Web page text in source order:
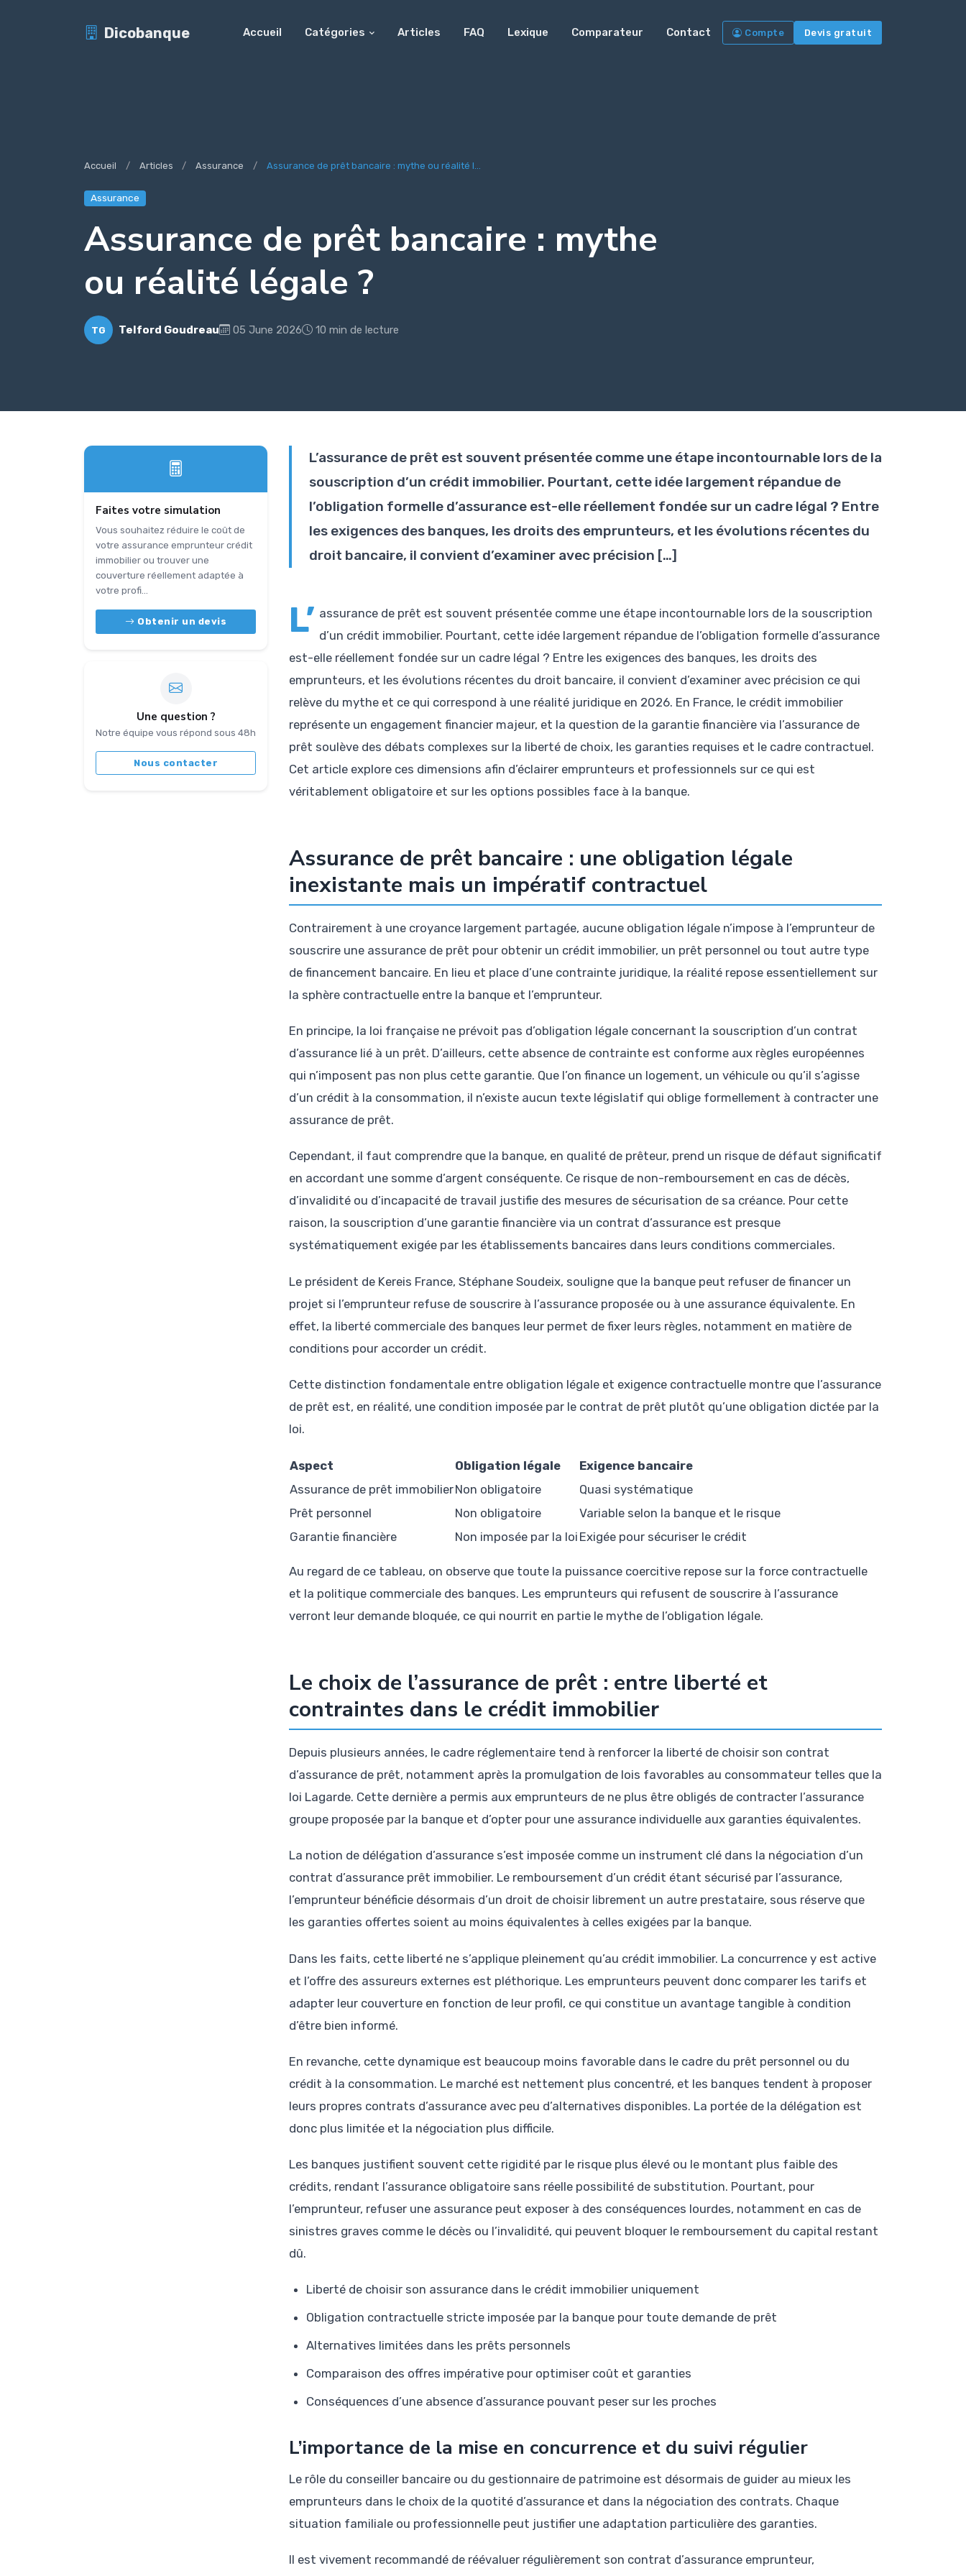
Dicobanque Accueil Catégories Articles FAQ Lexique Comparateur Contact Compte Devis gratuit
Accueil Articles Assurance Assurance de prêt bancaire : mythe ou réalité l...
Assurance
Assurance de prêt bancaire : mythe
ou réalité légale ?
TG Telford Goudreau 05 June 2026 10 min de lecture
Faites votre simulation
Vous souhaitez réduire le coût de
votre assurance emprunteur crédit
immobilier ou trouver une
couverture réellement adaptée à
votre profi...
Obtenir un devis
Une question ?
Notre équipe vous répond sous 48h
Nous contacter
L’assurance de prêt est souvent présentée comme une étape incontournable lors de la
souscription d’un crédit immobilier. Pourtant, cette idée largement répandue de
l’obligation formelle d’assurance est-elle réellement fondée sur un cadre légal ? Entre
les exigences des banques, les droits des emprunteurs, et les évolutions récentes du
droit bancaire, il convient d’examiner avec précision […]
L’ assurance de prêt est souvent présentée comme une étape incontournable lors de la souscription
d’un crédit immobilier. Pourtant, cette idée largement répandue de l’obligation formelle d’assurance
est-elle réellement fondée sur un cadre légal ? Entre les exigences des banques, les droits des
emprunteurs, et les évolutions récentes du droit bancaire, il convient d’examiner avec précision ce qui
relève du mythe et ce qui correspond à une réalité juridique en 2026. En France, le crédit immobilier
représente un engagement financier majeur, et la question de la garantie financière via l’assurance de
prêt soulève des débats complexes sur la liberté de choix, les garanties requises et le cadre contractuel.
Cet article explore ces dimensions afin d’éclairer emprunteurs et professionnels sur ce qui est
véritablement obligatoire et sur les options possibles face à la banque.
Assurance de prêt bancaire : une obligation légale
inexistante mais un impératif contractuel
Contrairement à une croyance largement partagée, aucune obligation légale n’impose à l’emprunteur de
souscrire une assurance de prêt pour obtenir un crédit immobilier, un prêt personnel ou tout autre type
de financement bancaire. En lieu et place d’une contrainte juridique, la réalité repose essentiellement sur
la sphère contractuelle entre la banque et l’emprunteur.
En principe, la loi française ne prévoit pas d’obligation légale concernant la souscription d’un contrat
d’assurance lié à un prêt. D’ailleurs, cette absence de contrainte est conforme aux règles européennes
qui n’imposent pas non plus cette garantie. Que l’on finance un logement, un véhicule ou qu’il s’agisse
d’un crédit à la consommation, il n’existe aucun texte législatif qui oblige formellement à contracter une
assurance de prêt.
Cependant, il faut comprendre que la banque, en qualité de prêteur, prend un risque de défaut significatif
en accordant une somme d’argent conséquente. Ce risque de non-remboursement en cas de décès,
d’invalidité ou d’incapacité de travail justifie des mesures de sécurisation de sa créance. Pour cette
raison, la souscription d’une garantie financière via un contrat d’assurance est presque
systématiquement exigée par les établissements bancaires dans leurs conditions commerciales.
Le président de Kereis France, Stéphane Soudeix, souligne que la banque peut refuser de financer un
projet si l’emprunteur refuse de souscrire à l’assurance proposée ou à une assurance équivalente. En
effet, la liberté commerciale des banques leur permet de fixer leurs règles, notamment en matière de
conditions pour accorder un crédit.
Cette distinction fondamentale entre obligation légale et exigence contractuelle montre que l’assurance
de prêt est, en réalité, une condition imposée par le contrat de prêt plutôt qu’une obligation dictée par la
loi.
Aspect Obligation légale
Exigence bancaire
Assurance de prêt immobilierNon obligatoire
Quasi systématique
Prêt personnel
Non obligatoire
Variable selon la banque et le risque
Garantie financière
Non imposée par la loi Exigée pour sécuriser le crédit
Au regard de ce tableau, on observe que toute la puissance coercitive repose sur la force contractuelle
et la politique commerciale des banques. Les emprunteurs qui refusent de souscrire à l’assurance
verront leur demande bloquée, ce qui nourrit en partie le mythe de l’obligation légale.
Le choix de l’assurance de prêt : entre liberté et
contraintes dans le crédit immobilier
Depuis plusieurs années, le cadre réglementaire tend à renforcer la liberté de choisir son contrat
d’assurance de prêt, notamment après la promulgation de lois favorables au consommateur telles que la
loi Lagarde. Cette dernière a permis aux emprunteurs de ne plus être obligés de contracter l’assurance
groupe proposée par la banque et d’opter pour une assurance individuelle aux garanties équivalentes.
La notion de délégation d’assurance s’est imposée comme un instrument clé dans la négociation d’un
contrat d’assurance prêt immobilier. Le remboursement d’un crédit étant sécurisé par l’assurance,
l’emprunteur bénéficie désormais d’un droit de choisir librement un autre prestataire, sous réserve que
les garanties offertes soient au moins équivalentes à celles exigées par la banque.
Dans les faits, cette liberté ne s’applique pleinement qu’au crédit immobilier. La concurrence y est active
et l’offre des assureurs externes est pléthorique. Les emprunteurs peuvent donc comparer les tarifs et
adapter leur couverture en fonction de leur profil, ce qui constitue un avantage tangible à condition
d’être bien informé.
En revanche, cette dynamique est beaucoup moins favorable dans le cadre du prêt personnel ou du
crédit à la consommation. Le marché est nettement plus concentré, et les banques tendent à proposer
leurs propres contrats d’assurance avec peu d’alternatives disponibles. La portée de la délégation est
donc plus limitée et la négociation plus difficile.
Les banques justifient souvent cette rigidité par le risque plus élevé ou le montant plus faible des
crédits, rendant l’assurance obligatoire sans réelle possibilité de substitution. Pourtant, pour
l’emprunteur, refuser une assurance peut exposer à des conséquences lourdes, notamment en cas de
sinistres graves comme le décès ou l’invalidité, qui peuvent bloquer le remboursement du capital restant
dû.
Liberté de choisir son assurance dans le crédit immobilier uniquement
Obligation contractuelle stricte imposée par la banque pour toute demande de prêt
Alternatives limitées dans les prêts personnels
Comparaison des offres impérative pour optimiser coût et garanties
Conséquences d’une absence d’assurance pouvant peser sur les proches
L’importance de la mise en concurrence et du suivi régulier
Le rôle du conseiller bancaire ou du gestionnaire de patrimoine est désormais de guider au mieux les
emprunteurs dans le choix de la quotité d’assurance et dans la négociation des contrats. Chaque
situation familiale ou professionnelle peut justifier une adaptation particulière des garanties.
Il est vivement recommandé de réévaluer régulièrement son contrat d’assurance emprunteur,